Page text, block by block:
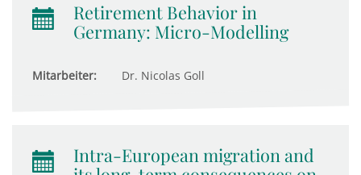
Retirement Behavior in
Germany: Micro-Modelling
Mitarbeiter: Dr. Nicolas Goll
Intra-European migration and